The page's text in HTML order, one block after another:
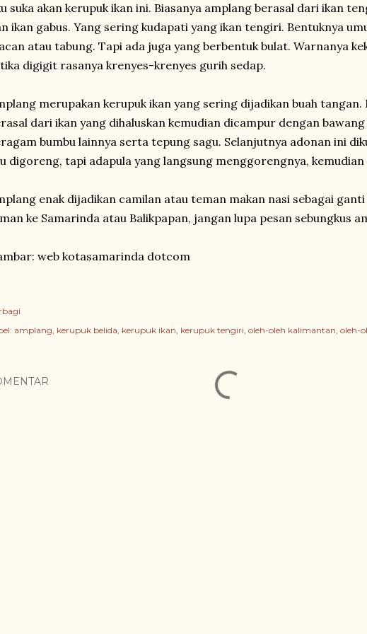
suka akan kerupuk ikan ini. Biasanya amplang berasal dari ikan
ikan gabus. Yang sering kudapati yang ikan tengiri. Bentuknya
atau tabung. Tapi ada juga yang berbentuk bulat. Warnanya
digigit rasanya krenyes-krenyes gurih sedap.
merupakan kerupuk ikan yang sering dijadikan buah tangan.
dari ikan yang dihaluskan kemudian dicampur dengan
bumbu lainnya serta tepung sagu. Selanjutnya adonan ini
digoreng, tapi adapula yang langsung menggorengnya,
enak dijadikan camilan atau teman makan nasi sebagai ganti
ke Samarinda atau Balikpapan, jangan lupa pesan sebungkus
web kotasamarinda dotcom
amplang kerupuk belida kerupuk ikan kerupuk tengiri oleh-oleh kalimantan oleh-